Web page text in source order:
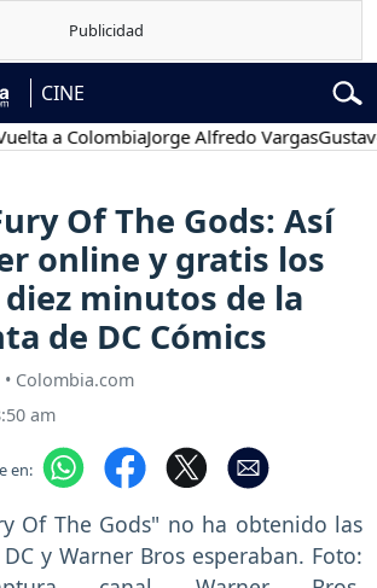
CINE
ColombiaJorge Alfredo VargasGustavo
Of The Gods: Así
online y gratis los
minutos de la
de DC Cómics
Colombia.com
am
en: